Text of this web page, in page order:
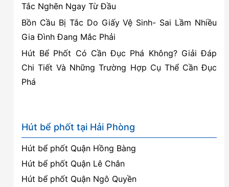
Tắc Nghẽn Ngay Từ Đầu
Bồn Cầu Bị Tắc Do Giấy Vệ Sinh- Sai Lầm Nhiều
Gia Đình Đang Mắc Phải
Hút Bể Phốt Có Cần Đục Phá Không? Giải Đáp
Chi Tiết Và Những Trường Hợp Cụ Thể Cần Đục
Phá
Hút bể phốt tại Hải Phòng
Hút bể phốt Quận Hồng Bàng
Hút bể phốt Quận Lê Chân
Hút bể phốt Quận Ngô Quyền